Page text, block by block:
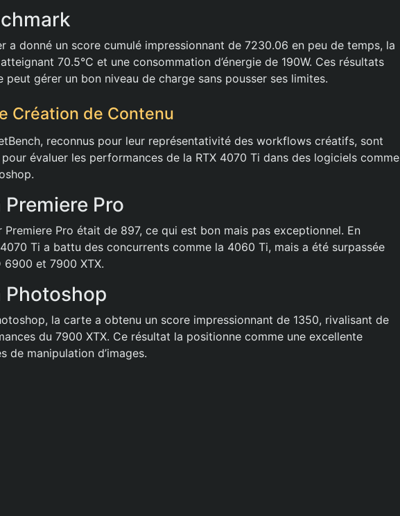
a donné un score cumulé impressionnant de 7230.06 en peu de temps, la
70.5°C et une consommation d’énergie de 190W. Ces résultats
gérer un bon niveau de charge sans pousser ses limites.
Création de Contenu
reconnus pour leur représentativité des workflows créatifs, sont
évaluer les performances de la RTX 4070 Ti dans des logiciels comme
Pro
Pro était de 897, ce qui est bon mais pas exceptionnel. En
Ti a battu des concurrents comme la 4060 Ti, mais a été surpassée
6900 et 7900 XTX.
Photoshop
la carte a obtenu un score impressionnant de 1350, rivalisant de
du 7900 XTX. Ce résultat la positionne comme une excellente
de manipulation d’images.